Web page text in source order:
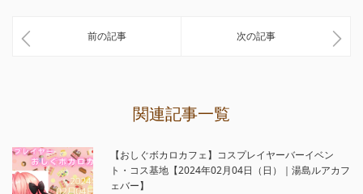
前の記事 次の記事
関連記事一覧
【おしぐボカロカフェ】コスプレイヤーバーイベン
ト・コス基地【2024年02月04日（日）｜湯島ルアカフ
ェバー】